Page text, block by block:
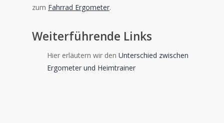
zum Fahrrad Ergometer.
Weiterführende Links
Hier erläutern wir den Unterschied zwischen
Ergometer und Heimtrainer